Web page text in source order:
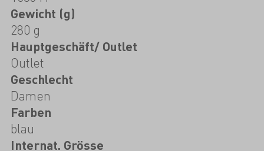
Gewicht (g)
280 g
Hauptgeschäft/ Outlet
Outlet
Geschlecht
Damen
Farben
blau
Internat. Grösse